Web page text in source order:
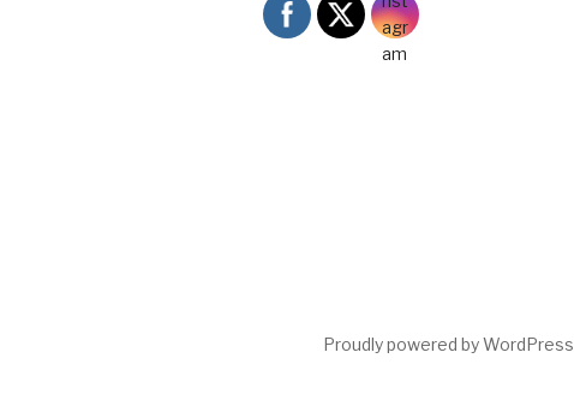
Proudly powered by WordPress